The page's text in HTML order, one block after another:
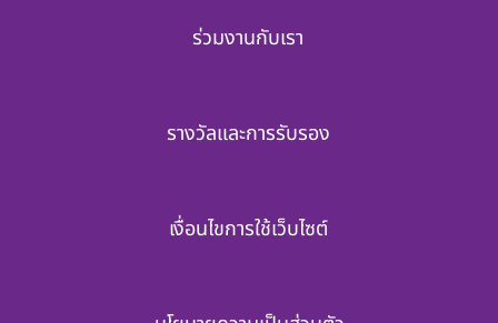
ร่วมงานกับเรา
รางวัลและการรับรอง
เงื่อนไขการใช้เว็บไซต์